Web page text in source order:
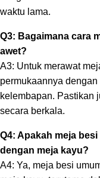
waktu lama.
Q3: Bagaimana cara
awet?
A3: Untuk merawat
permukaannya
kelembapan. Pastikan
secara berkala.
Q4: Apakah meja
dengan meja kayu?
A4: Ya, meja besi